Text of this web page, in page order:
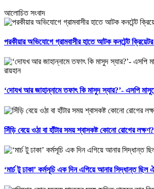
আলোচিত সংবাদ
পরকীয়ার অভিযোগে গ্রামবাসীর হাতে আটক কনটেন্ট ক্রিয়েটর
‘দোযখ আর জাহান্নামে তফাৎ কি মাসুদ স্যার?’- এসপি
সিঁড়ি বেয়ে ওঠা বা হাঁটার সময় শ্বাসকষ্ট কোনো রোগের লক্ষণ?
‘মার্চ টু ঢাকা’ কর্মসূচি এক দিন এগিয়ে আনার সিদ্ধান্ত ছিল